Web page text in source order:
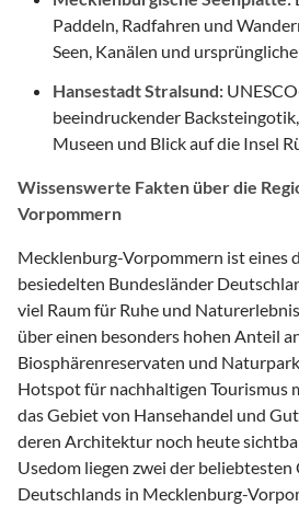
Paddeln, Radfahren und
Seen, Kanälen und
Hansestadt Stralsund:
beeindruckender
Museen und Blick auf die Insel
Wissenswerte Fakten über die
Vorpommern
Mecklenburg-Vorpommern ist eines
besiedelten Bundesländer
viel Raum für Ruhe und
über einen besonders hohen Anteil
Biosphärenreservaten und
Hotspot für nachhaltigen Tourismus
das Gebiet von Hansehandel und
deren Architektur noch heute
Usedom liegen zwei der beliebtesten
Deutschlands in Mecklenburg-